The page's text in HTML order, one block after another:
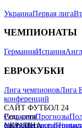
УкраинаПервая лига
ЧЕМПИОНАТЫ
ГерманияИспания
ЕВРОКУБКИ
Лига чемпионовЛига
конференций
САЙТ ФУТБОЛ 24
РедакцияПрогнозы
сайтуКонтакты
Соц. сети
facebookxyoutube
УКРАИНА